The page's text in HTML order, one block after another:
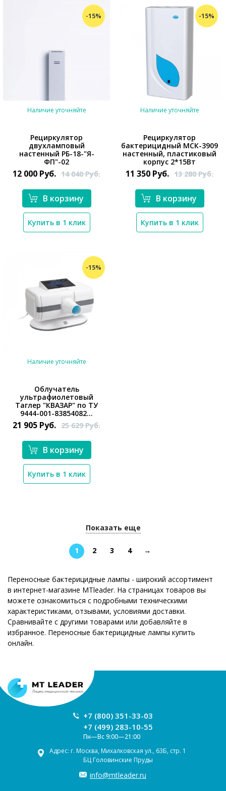
-15%
Наличие уточняйте
Рециркулятор
двухламповый
настенный РБ-18-"Я-
ФП"-02
12 000 Руб. 14 040Руб.
В корзину
Купить в 1 клик
-15%
*}
Наличие уточняйте
Рециркулятор
бактерицидный МСК-3909
настенный, пластиковый
корпус 2*15Вт
11 350 Руб. 13 280Руб.
В корзину
Купить в 1 клик
-15%
*}
Наличие уточняйте
Облучатель
ультрафиолетовый
Таглер "КВАЗАР" по ТУ
9444-001-83854082...
21 905 Руб. 25 629Руб.
В корзину
Купить в 1 клик
Показать еще
1 2 3 4 →
Переносные бактерицидные лампы - широкий ассортимент
в интернет-магазине MTleader. На страницах товаров вы
можете ознакомиться с подробными техническими
характеристиками, отзывами, условиями доставки.
Сравнивайте с другими товарами или добавляйте в
избранное. Переносные бактерицидные лампы купить
онлайн.
+7 (800) 351-33-03
+7 (499) 283-10-55
Пн—Вс 9:00—21:00
Адрес: г. Москва, Михалковская ул., 63Б, стр. 1
БЦ Головинские Пруды
info@mtleader.ru